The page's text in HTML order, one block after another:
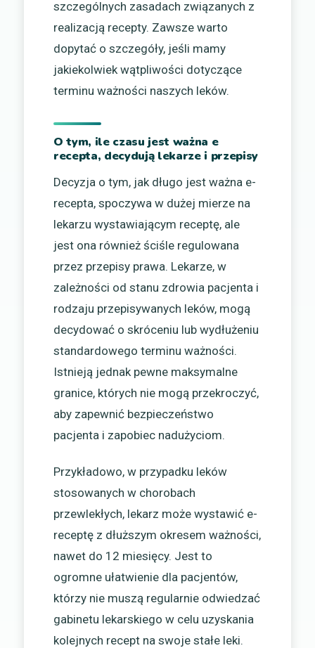
szczególnych zasadach związanych z
realizacją recepty. Zawsze warto
dopytać o szczegóły, jeśli mamy
jakiekolwiek wątpliwości dotyczące
terminu ważności naszych leków.
O tym, ile czasu jest ważna e
recepta, decydują lekarze i przepisy
Decyzja o tym, jak długo jest ważna e-
recepta, spoczywa w dużej mierze na
lekarzu wystawiającym receptę, ale
jest ona również ściśle regulowana
przez przepisy prawa. Lekarze, w
zależności od stanu zdrowia pacjenta i
rodzaju przepisywanych leków, mogą
decydować o skróceniu lub wydłużeniu
standardowego terminu ważności.
Istnieją jednak pewne maksymalne
granice, których nie mogą przekroczyć,
aby zapewnić bezpieczeństwo
pacjenta i zapobiec nadużyciom.
Przykładowo, w przypadku leków
stosowanych w chorobach
przewlekłych, lekarz może wystawić e-
receptę z dłuższym okresem ważności,
nawet do 12 miesięcy. Jest to
ogromne ułatwienie dla pacjentów,
którzy nie muszą regularnie odwiedzać
gabinetu lekarskiego w celu uzyskania
kolejnych recept na swoje stałe leki.